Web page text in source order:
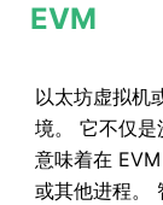
EVM
以太坊虚拟机
境。 它不仅
意味着在
或其他进程。